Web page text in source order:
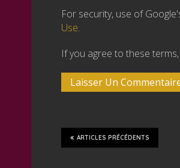
For security, use of
Use.
If you agree to these
ARTICLES PRÉCÉDENTS